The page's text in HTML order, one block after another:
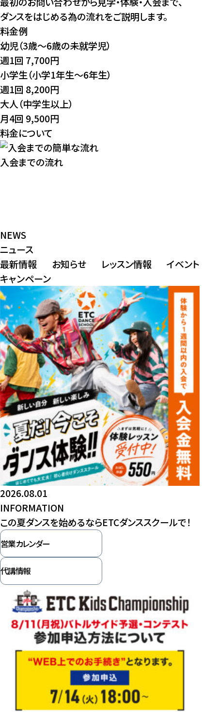
ダンスをはじめる為の流れをご説明します。
料金例
幼児（3歳～6歳の未就学児）
週1回 7,700円
小学生（小学1年生～6年生）
週1回 8,200円
大人（中学生以上）
月4回 9,500円
料金について
入会までの流れ
NEWS
ニュース
最新情報
お知らせ レッスン情報
イベント
キャンペーン
2026.08.01
INFORMATION
この夏ダンスを始めるならETCダンススクールで！
営業カレンダー
代講情報